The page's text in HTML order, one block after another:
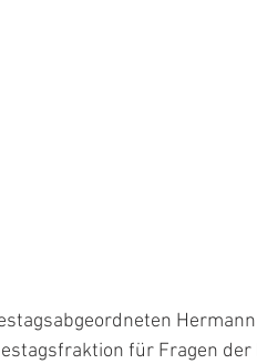
für Fragen